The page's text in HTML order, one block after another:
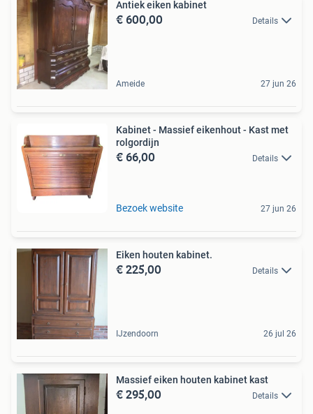
Antiek eiken kabinet
€ 600,00 Details
Ameide 27 jun 26
Kabinet - Massief eikenhout - Kast met
rolgordijn
€ 66,00 Details
Bezoek website 27 jun 26
Eiken houten kabinet.
€ 225,00 Details
IJzendoorn 26 jul 26
Massief eiken houten kabinet kast
€ 295,00 Details